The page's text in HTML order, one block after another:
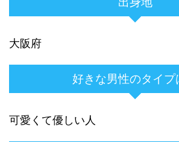
大阪府
好きな男性のタイプ
可愛くて優しい人